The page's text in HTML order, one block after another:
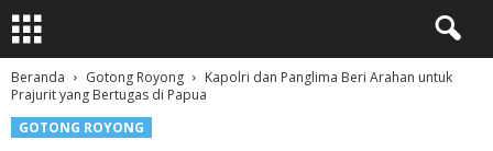
Beranda Gotong Royong
Kapolri dan Panglima Beri Arahan untuk
Prajurit yang Bertugas di Papua
GOTONG ROYONG